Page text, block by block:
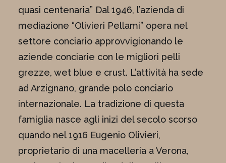
quasi centenaria” Dal 1946, l’azienda di
mediazione “Olivieri Pellami” opera nel
settore conciario approvvigionando le
aziende conciarie con le migliori pelli
grezze, wet blue e crust. L’attività ha sede
ad Arzignano, grande polo conciario
internazionale. La tradizione di questa
famiglia nasce agli inizi del secolo scorso
quando nel 1916 Eugenio Olivieri,
proprietario di una macelleria a Verona,